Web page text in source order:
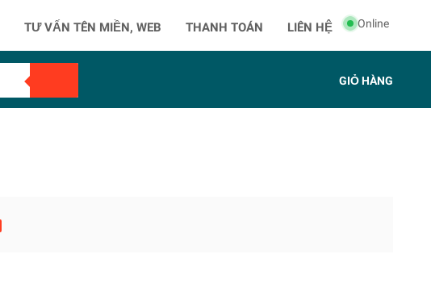
TƯ VẤN TÊN MIỀN, WEB THANH TOÁN LIÊN HỆ Online
GIỎ HÀNG